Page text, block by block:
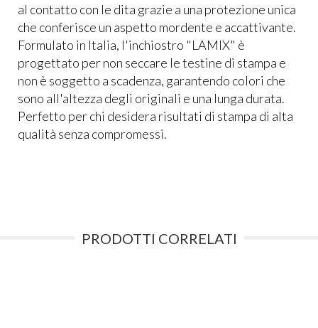
al contatto con le dita grazie a una protezione unica
che conferisce un aspetto mordente e accattivante.
Formulato in Italia, l'inchiostro "LAMIX" è
progettato per non seccare le testine di stampa e
non è soggetto a scadenza, garantendo colori che
sono all'altezza degli originali e una lunga durata.
Perfetto per chi desidera risultati di stampa di alta
qualità senza compromessi.
PRODOTTI CORRELATI